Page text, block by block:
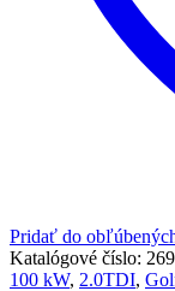
Pridať do
Katalógové číslo: 269
100 kW, 2.0TDI,